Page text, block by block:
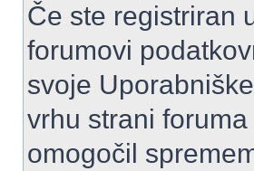
Če ste registriran
forumovi
svoje
vrhu strani
omogočil